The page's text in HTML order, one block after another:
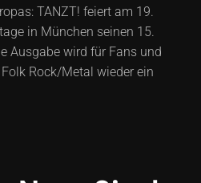
TANZT! feiert am 19.
in München seinen 15.
Ausgabe wird für Fans und
Rock/Metal wieder ein